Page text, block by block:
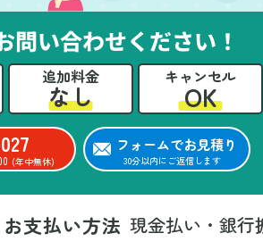
ービスをありがとうご
た。
問い合わせください！
追加料金
なし
キャンセル
OK
(年中無休)
フォームでお見積り
30分以内にご返信します
お支払い方法 現金払い・銀行